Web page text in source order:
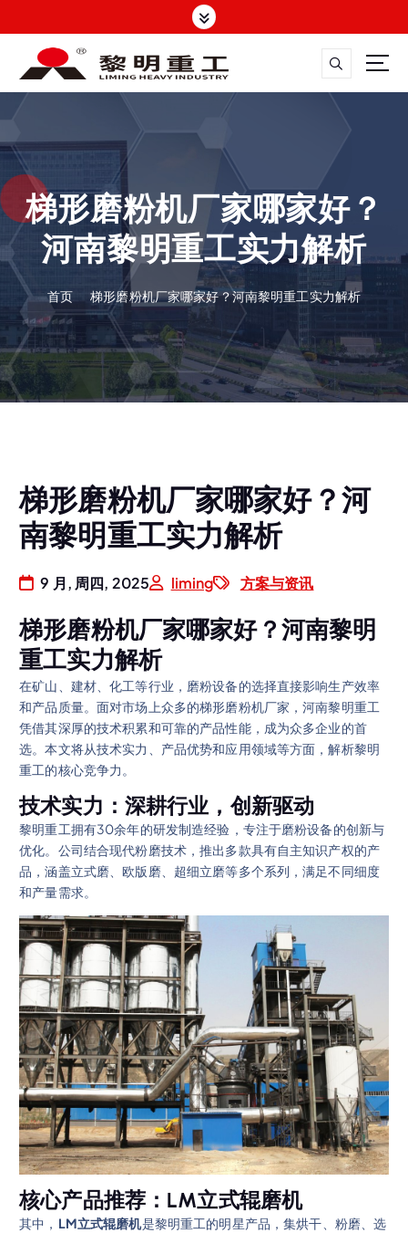
转
容 大修渣磨粉机，矿渣立磨
梯形磨粉机厂家哪家好？
河南黎明重工实力解析
首页 梯形磨粉机厂家哪家好？河南黎明重工实力解析
梯形磨粉机厂家哪家好？河
南黎明重工实力解析
9 月, 周四, 2025 liming 方案与资讯
梯形磨粉机厂家哪家好？河南黎明
重工实力解析
在矿山、建材、化工等行业，磨粉设备的选择直接影响生产效率
和产品质量。面对市场上众多的梯形磨粉机厂家，河南黎明重工
凭借其深厚的技术积累和可靠的产品性能，成为众多企业的首
选。本文将从技术实力、产品优势和应用领域等方面，解析黎明
重工的核心竞争力。
技术实力：深耕行业，创新驱动
黎明重工拥有30余年的研发制造经验，专注于磨粉设备的创新与
优化。公司结合现代粉磨技术，推出多款具有自主知识产权的产
品，涵盖立式磨、欧版磨、超细立磨等多个系列，满足不同细度
和产量需求。
核心产品推荐：LM立式辊磨机
其中， LM立式辊磨机是黎明重工的明星产品，集烘干、粉磨、选